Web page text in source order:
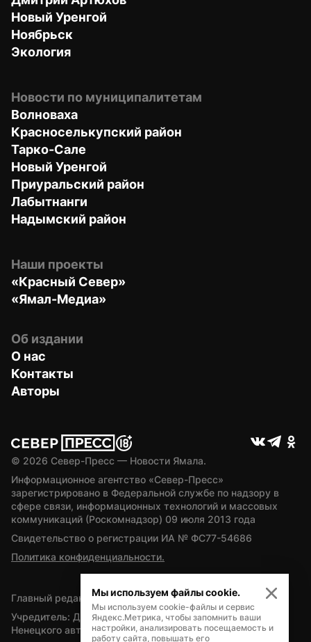
Новый Уренгой
Ноябрьск
Экология
Новости по муниципалитетам
Волноваха
Красноселькупский район
Тарко-Сале
Новый Уренгой
Приуральский район
Лабытнанги
Надымский район
Наши проекты
«Красный Север»
«Ямал-Медиа»
Об издании
О нас
Контакты
Авторы
© 2026 Север-Пресс — Новости Ямала.
Информационное агентство «Север-Пресс»
зарегистрировано в Федеральной службе по надзору в
сфере связи, информационных технологий и массовых
коммуникаций (Роскомнадзор) 09 июля 2013 года
Свидетельство о регистрации ИА № ФС77-54686
Политика конфиденциальности.
Главный редактор — А.Л. Поздеев
Учредитель: Департамент внутренней политики Ямало-
Ненецкого автономного округа
Мы используем файлы cookie.
Мы используем cookie-файлы и сервис
Яндекс.Метрика, чтобы запомнить ваши
настройки, анализировать посещаемость и
работу сайта, повышать его